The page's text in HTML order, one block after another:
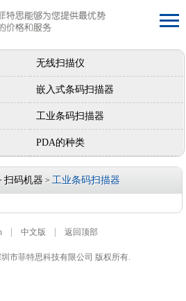
无线扫描仪
嵌入式条码扫描器
工业条码扫描器
PDA的种类
扫码机器 > 工业条码扫描器
中文版 返回顶部
市菲特思科技有限公司 版权所有.